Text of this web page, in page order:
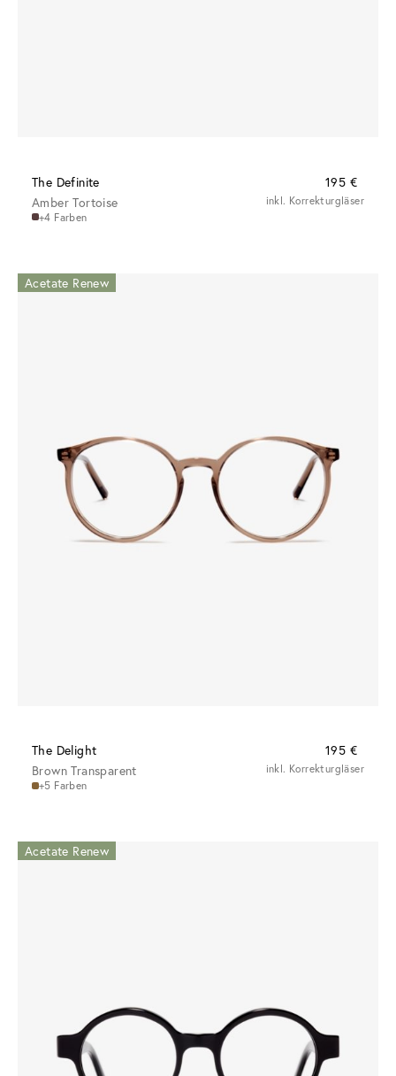
The Definite
195 €
Amber Tortoise
+4 Farben
inkl. Korrekturgläser
Acetate Renew
The Delight
195 €
Brown Transparent
+5 Farben
inkl. Korrekturgläser
Acetate Renew